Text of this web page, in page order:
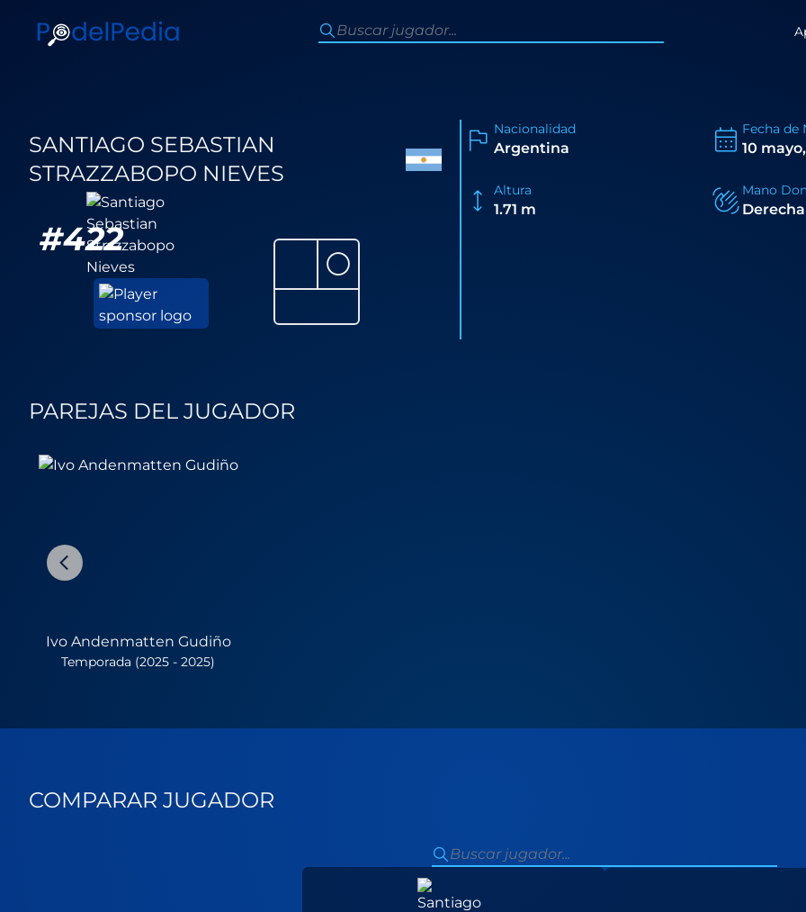
SANTIAGO SEBASTIAN
STRAZZABOPO NIEVES
#422
⚪
Nacionalidad
Argentina
Fecha de
10
Altura
1.71 m
Mano
Derecha
PAREJAS DEL JUGADOR
Ivo Andenmatten Gudiño
Temporada (2025 - 2025)
COMPARAR JUGADOR